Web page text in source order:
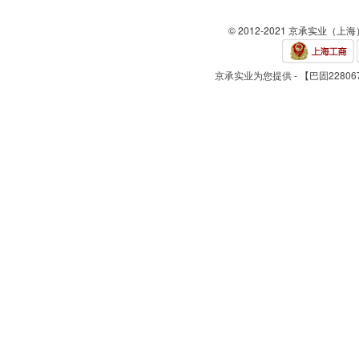
© 2012-2021 京承实业（上
京承实业为您提供 - 【巴固